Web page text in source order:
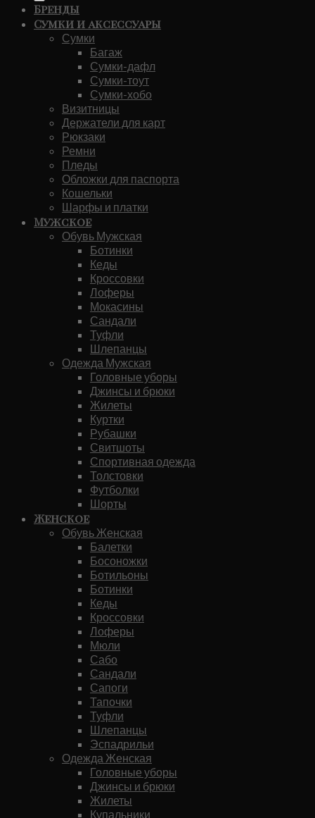
Бренды
Сумки и аксессуары
Сумки
Багаж
Сумки-дафл
Сумки-тоут
Сумки-хобо
Визитницы
Держатели для карт
Рюкзаки
Ремни
Пледы
Обложки для паспорта
Кошельки
Шарфы и платки
Мужское
Обувь Мужская
Ботинки
Кеды
Кроссовки
Лоферы
Мокасины
Сандали
Туфли
Шлепанцы
Одежда Мужская
Головные уборы
Джинсы и брюки
Жилеты
Куртки
Рубашки
Свитшоты
Спортивная одежда
Толстовки
Футболки
Шорты
Женское
Обувь Женская
Балетки
Босоножки
Ботильоны
Ботинки
Кеды
Кроссовки
Лоферы
Мюли
Сабо
Сандали
Сапоги
Тапочки
Туфли
Шлепанцы
Эспадрильи
Одежда Женская
Головные уборы
Джинсы и брюки
Жилеты
Купальники